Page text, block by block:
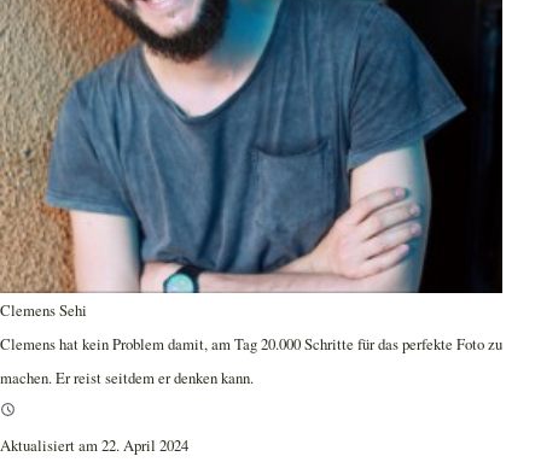
Clemens Sehi
Clemens hat kein Problem damit, am Tag 20.000 Schritte für das perfekte Foto zu
machen. Er reist seitdem er denken kann.
Aktualisiert am 22. April 2024